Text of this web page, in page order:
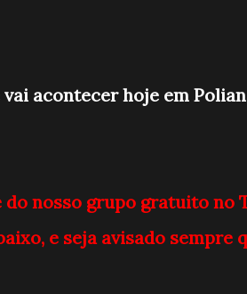
vai acontecer hoje em
nosso grupo gratuito no
e seja avisado sempre